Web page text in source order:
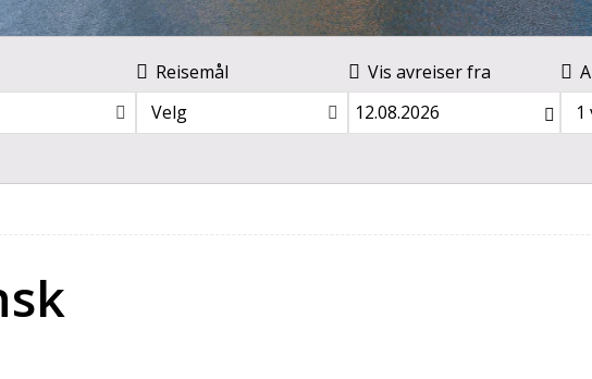
Reisemål
Velg
Vis avreiser fra
1